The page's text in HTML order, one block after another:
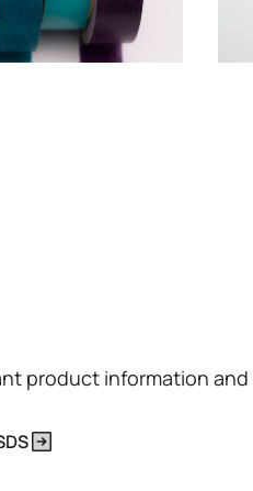
product information